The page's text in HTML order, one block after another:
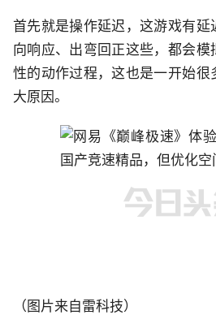
首先就是操作延迟，这游戏有
向响应、出弯回正这些，都会
性的动作过程，这也是一开始很
大原因。
（图片来自雷科技）